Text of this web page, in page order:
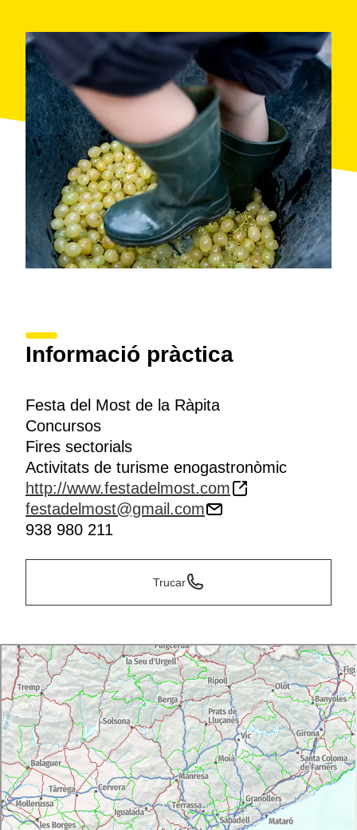
Informació pràctica
Festa del Most de la Ràpita
Concursos
Fires sectorials
Activitats de turisme enogastronòmic
http://www.festadelmost.com
festadelmost@gmail.com
938 980 211
Trucar